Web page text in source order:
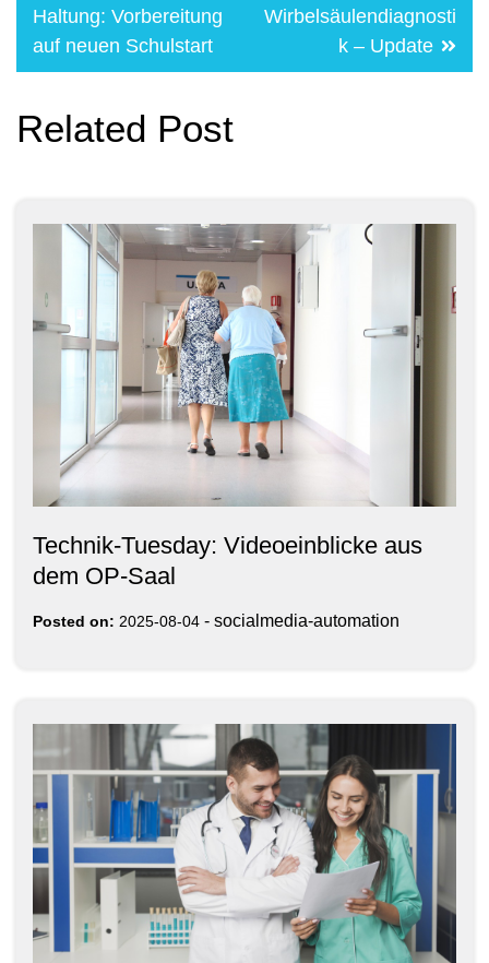
navigation
Haltung: Vorbereitung
auf neuen Schulstart
Wirbelsäulendiagnosti
k – Update
Related Post
Technik-Tuesday: Videoeinblicke aus
dem OP-Saal
Posted on: 2025-08-04 - socialmedia-automation